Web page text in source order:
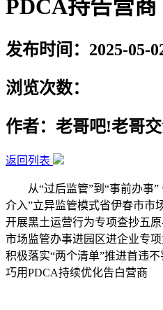
PDCA持告营商
发布时间：2025-05-
浏览次数：
作者：老哥吧!老哥
返回列表
从“过后监管”到“事前办事”
介入”立异监管模式省伊春市市
开展黑土运营行为专项查抄五
市场监管办事进园区进企业专
积极落实“两个清单”推进首违
巧用PDCA持续优化告白营商